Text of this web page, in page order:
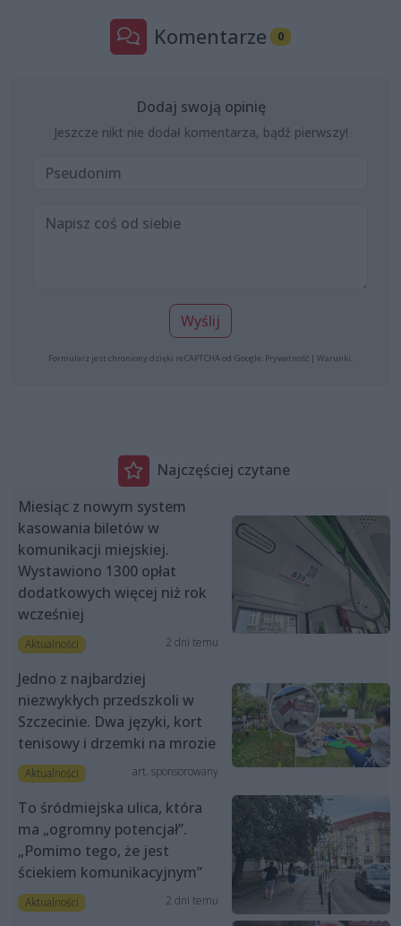
Komentarze 0
Dodaj swoją opinię
Jeszcze nikt nie dodał komentarza, bądź pierwszy!
Wyślij
Formularz jest chroniony dzięki reCAPTCHA od Google: Prywatność | Warunki
Najczęściej czytane
Miesiąc z nowym system
kasowania biletów w
komunikacji miejskiej.
Wystawiono 1300 opłat
dodatkowych więcej niż rok
wcześniej
Aktualności 2 dni temu
Jedno z najbardziej
niezwykłych przedszkoli w
Szczecinie. Dwa języki, kort
tenisowy i drzemki na mrozie
Aktualności art. sponsorowany
To śródmiejska ulica, która
ma „ogromny potencjał”.
„Pomimo tego, że jest
ściekiem komunikacyjnym”
Aktualności 2 dni temu